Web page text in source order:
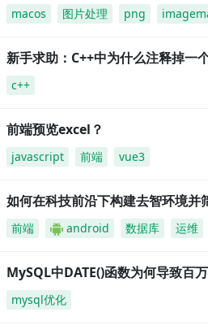
macos 图片处理 png
新手求助：C++中为什么注释掉一
c++
前端预览excel？
javascript 前端 vue3
如何在科技前沿下构建去智环境并
前端 android 数据库 运维
MySQL中DATE()函数为何导致百
mysql优化